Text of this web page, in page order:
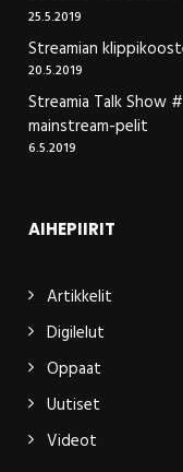
25.5.2019
Streamian
20.5.2019
Streamia Talk Show
mainstream-pelit
6.5.2019
AIHEPIIRIT
Artikkelit
Digilelut
Oppaat
Uutiset
Videot